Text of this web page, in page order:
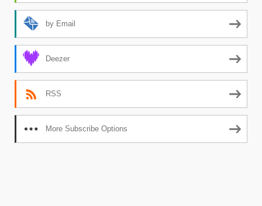
by Email
Deezer
RSS
More Subscribe Options